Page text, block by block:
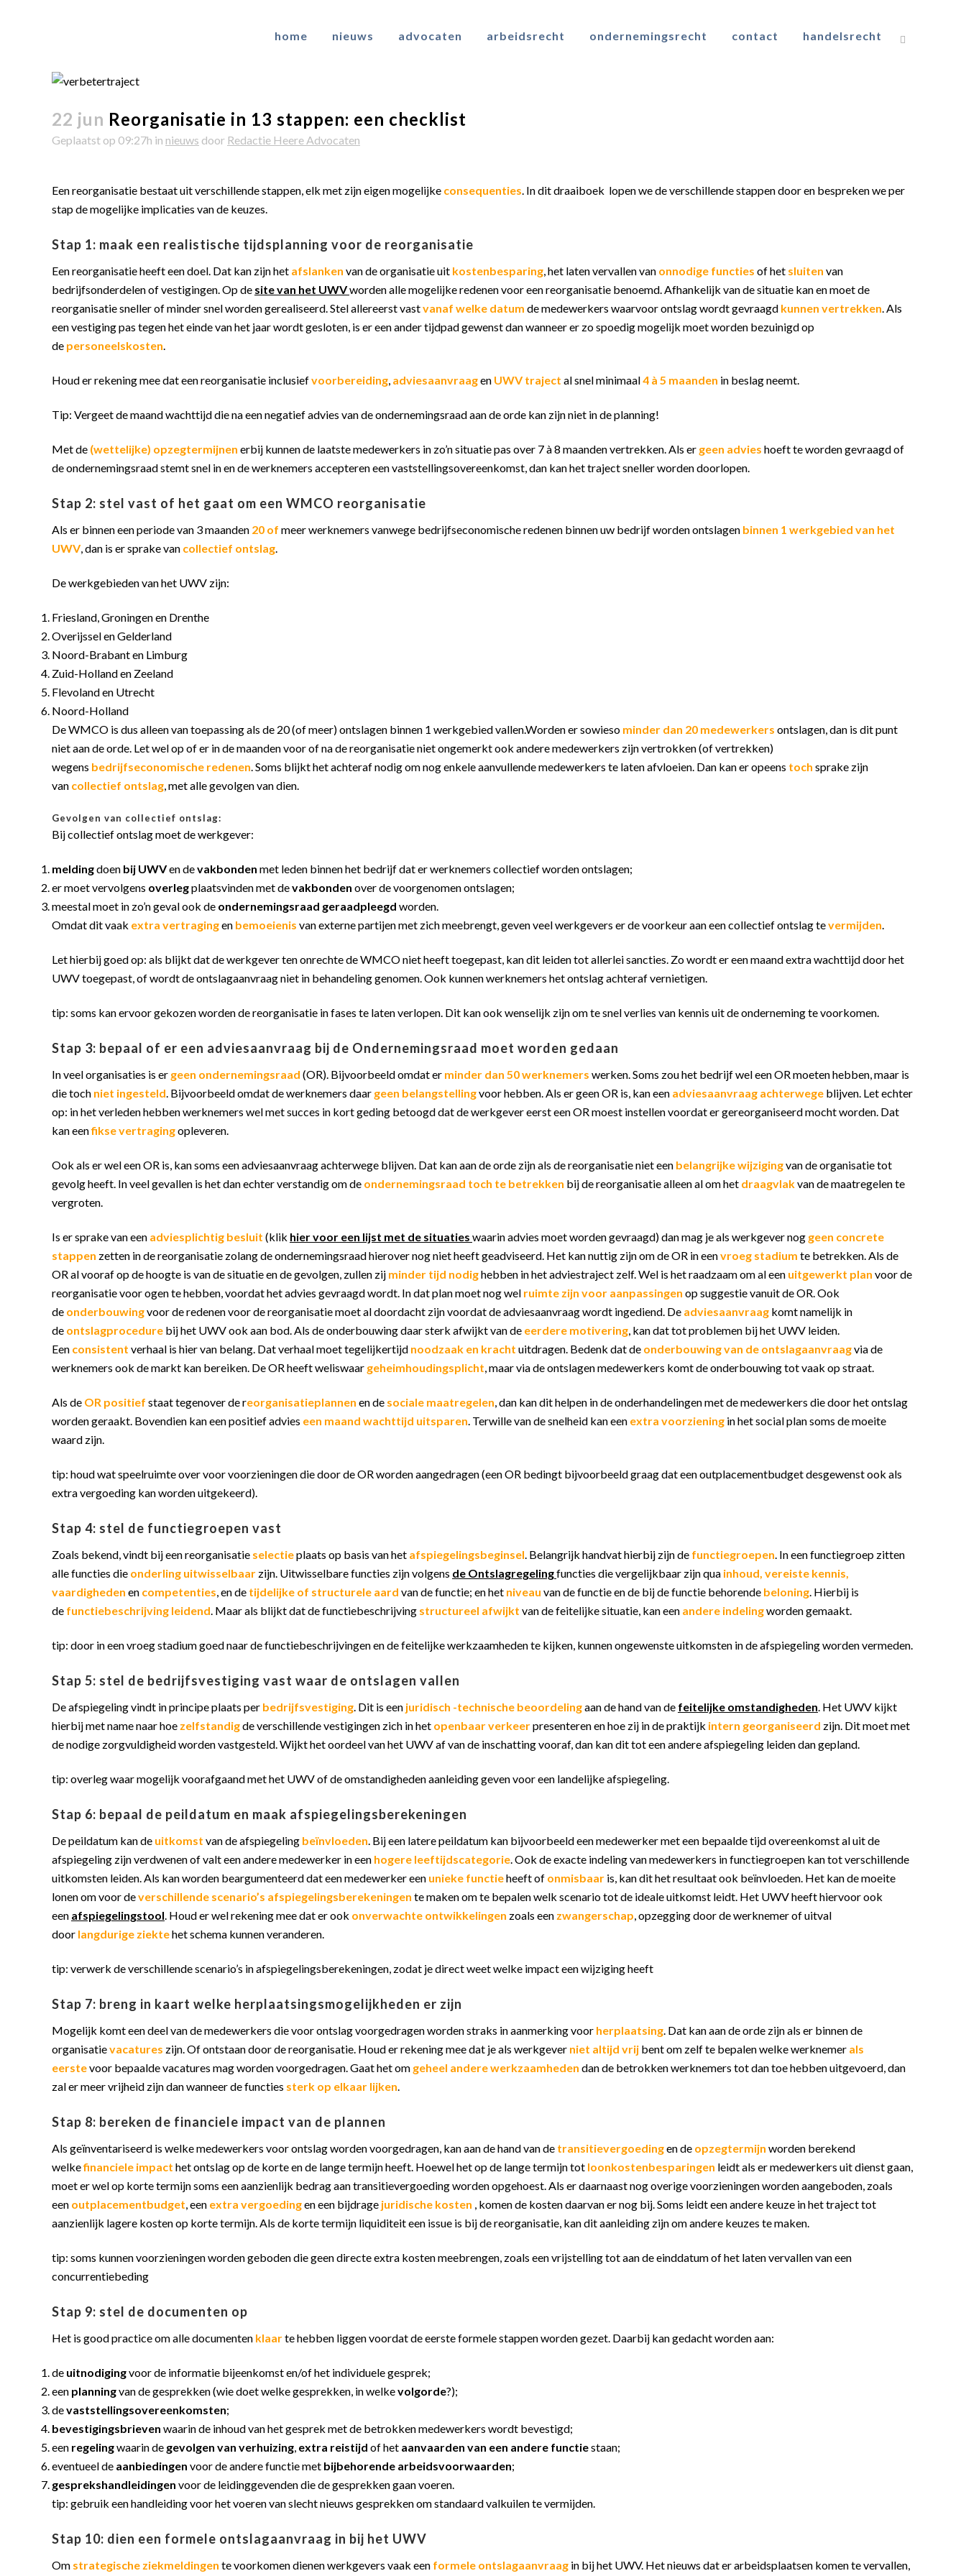
home nieuws advocaten arbeidsrecht ondernemingsrecht contact handelsrecht
22 jun Reorganisatie in 13 stappen: een checklist
Geplaatst op 09:27h in nieuws door Redactie Heere Advocaten
Een reorganisatie bestaat uit verschillende stappen, elk met zijn eigen mogelijke consequenties. In dit draaiboek lopen we de verschillende stappen door en bespreken we per
stap de mogelijke implicaties van de keuzes.
Stap 1: maak een realistische tijdsplanning voor de reorganisatie
Een reorganisatie heeft een doel. Dat kan zijn het afslanken van de organisatie uit kostenbesparing, het laten vervallen van onnodige functies of het sluiten van
bedrijfsonderdelen of vestigingen. Op de site van het UWVworden alle mogelijke redenen voor een reorganisatie benoemd. Afhankelijk van de situatie kan en moet de
reorganisatie sneller of minder snel worden gerealiseerd. Stel allereerst vastvanaf welke datum de medewerkers waarvoor ontslag wordt gevraagd kunnen vertrekken. Als
een vestiging pas tegen het einde van het jaar wordt gesloten, is er een ander tijdpad gewenst dan wanneer er zo spoedig mogelijk moet worden bezuinigd op
de personeelskosten.
Houd er rekening mee dat een reorganisatie inclusiefvoorbereiding, adviesaanvraagen UWV traject al snel minimaal4 à 5 maanden in beslag neemt.
Tip: Vergeet de maand wachttijd die na een negatief advies van de ondernemingsraad aan de orde kan zijn niet in de planning!
Met de (wettelijke) opzegtermijnen erbij kunnen de laatste medewerkers in zo’n situatie pas over 7 à 8 maanden vertrekken. Als er geen advies hoeft te worden gevraagd of
de ondernemingsraad stemt snel in en de werknemers accepteren een vaststellingsovereenkomst, dan kan het traject sneller worden doorlopen.
Stap 2: stel vast of het gaat om een WMCO reorganisatie
Als er binnen een periode van 3 maanden 20 of meer werknemers vanwege bedrijfseconomische redenen binnen uw bedrijf worden ontslagen binnen 1 werkgebied van het
UWV, dan is er sprake van collectief ontslag.
De werkgebieden van het UWV zijn:
Friesland, Groningen en Drenthe
Overijssel en Gelderland
Noord-Brabant en Limburg
Zuid-Holland en Zeeland
Flevoland en Utrecht
Noord-Holland
De WMCO is dus alleen van toepassing als de 20 (of meer) ontslagen binnen 1 werkgebied vallen.Worden er sowieso minder dan 20 medewerkers ontslagen, dan is dit punt
niet aan de orde. Let wel op of er in de maanden voor of na de reorganisatie niet ongemerkt ook andere medewerkers zijn vertrokken (of vertrekken)
wegens bedrijfseconomische redenen. Soms blijkt het achteraf nodig om nog enkele aanvullende medewerkers te laten afvloeien. Dan kan er opeens toch sprake zijn
van collectief ontslag, met alle gevolgen van dien.
Gevolgen van collectief ontslag:
Bij collectief ontslag moet de werkgever:
meldingdoen bij UWVen devakbonden met leden binnen het bedrijf dat er werknemers collectief worden ontslagen;
er moet vervolgens overlegplaatsvinden met devakbonden over de voorgenomen ontslagen;
meestal moet in zo’n geval ook de ondernemingsraad geraadpleegd worden.
Omdat dit vaak extra vertragingen bemoeienis van externe partijen met zich meebrengt, geven veel werkgevers er de voorkeur aan een collectief ontslag tevermijden.
Let hierbij goed op: als blijkt dat de werkgever ten onrechte de WMCO niet heeft toegepast, kan dit leiden tot allerlei sancties. Zo wordt er een maand extra wachttijd door het
UWV toegepast, of wordt de ontslagaanvraag niet in behandeling genomen. Ook kunnen werknemers het ontslag achteraf vernietigen.
tip: soms kan ervoor gekozen worden de reorganisatie in fases te laten verlopen. Dit kan ook wenselijk zijn om te snel verlies van kennis uit de onderneming te voorkomen.
Stap 3: bepaal of er een adviesaanvraag bij de Ondernemingsraad moet worden gedaan
In veel organisaties is er geen ondernemingsraad (OR). Bijvoorbeeld omdat er minder dan 50 werknemers werken. Soms zou het bedrijf wel een OR moeten hebben, maar is
die toch niet ingesteld. Bijvoorbeeld omdat de werknemers daar geen belangstellingvoor hebben. Als er geen OR is, kan een adviesaanvraag achterwege blijven. Let echter
op: in het verleden hebben werknemers wel met succes in kort geding betoogd dat de werkgever eerst een OR moest instellen voordat er gereorganiseerd mocht worden. Dat
kan eenfikse vertragingopleveren.
Ook als er wel een OR is, kan soms een adviesaanvraag achterwege blijven. Dat kan aan de orde zijn als de reorganisatie niet een belangrijke wijzigingvan de organisatie tot
gevolg heeft. In veel gevallen is het dan echter verstandig om de ondernemingsraad toch te betrekken bij de reorganisatie alleen al om het draagvlakvan de maatregelen te
vergroten.
Is er sprake van een adviesplichtig besluit (klik hier voor een lijst met de situaties waarin advies moet worden gevraagd) dan mag je als werkgever nog geen concrete
stappen zetten in de reorganisatie zolang de ondernemingsraad hierover nog niet heeft geadviseerd. Het kan nuttig zijn om de OR in eenvroeg stadium te betrekken. Als de
OR al vooraf op de hoogte is van de situatie en de gevolgen, zullen zij minder tijd nodighebben in het adviestraject zelf. Wel is het raadzaam om al een uitgewerkt plan voor de
reorganisatie voor ogen te hebben, voordat het advies gevraagd wordt. In dat plan moet nog wel ruimte zijn voor aanpassingen op suggestie vanuit de OR. Ook
de onderbouwingvoor de redenen voor de reorganisatie moet al doordacht zijn voordat de adviesaanvraag wordt ingediend. De adviesaanvraag komt namelijk in
de ontslagprocedure bij het UWV ook aan bod. Als de onderbouwing daar sterk afwijkt van de eerdere motivering, kan dat tot problemen bij het UWV leiden.
Een consistent verhaal is hier van belang. Dat verhaal moet tegelijkertijd noodzaak en kracht uitdragen. Bedenk dat de onderbouwing van de ontslagaanvraagvia de
werknemers ook de markt kan bereiken. De OR heeft weliswaar geheimhoudingsplicht, maar via de ontslagen medewerkers komt de onderbouwing tot vaak op straat.
Als de OR positief staat tegenover de reorganisatieplannen en de sociale maatregelen, dan kan dit helpen in de onderhandelingen met de medewerkers die door het ontslag
worden geraakt. Bovendien kan een positief advies een maand wachttijd uitsparen. Terwille van de snelheid kan een extra voorziening in het social plan soms de moeite
waard zijn.
tip: houd wat speelruimte over voor voorzieningen die door de OR worden aangedragen (een OR bedingt bijvoorbeeld graag dat een outplacementbudget desgewenst ook als
extra vergoeding kan worden uitgekeerd).
Stap 4: stel de functiegroepen vast
Zoals bekend, vindt bij een reorganisatie selectieplaats op basis van het afspiegelingsbeginsel. Belangrijk handvat hierbij zijn de functiegroepen. In een functiegroep zitten
alle functies die onderling uitwisselbaar zijn. Uitwisselbare functies zijn volgens de Ontslagregelingfuncties die vergelijkbaar zijn qua inhoud, vereiste kennis,
vaardigheden en competenties, en de tijdelijke of structurele aard van de functie; en het niveau van de functie en de bij de functie behorende beloning. Hierbij is
de functiebeschrijving leidend. Maar als blijkt dat de functiebeschrijving structureel afwijkt van de feitelijke situatie, kan een andere indelingworden gemaakt.
tip: door in een vroeg stadium goed naar de functiebeschrijvingen en de feitelijke werkzaamheden te kijken, kunnen ongewenste uitkomsten in de afspiegeling worden vermeden.
Stap 5: stel de bedrijfsvestiging vast waar de ontslagen vallen
De afspiegeling vindt in principe plaats per bedrijfsvestiging. Dit is een juridisch -technische beoordelingaan de hand van de feitelijke omstandigheden. Het UWV kijkt
hierbij met name naar hoe zelfstandigde verschillende vestigingen zich in het openbaar verkeerpresenteren en hoe zij in de praktijk intern georganiseerd zijn. Dit moet met
de nodige zorgvuldigheid worden vastgesteld. Wijkt het oordeel van het UWV af van de inschatting vooraf, dan kan dit tot een andere afspiegeling leiden dan gepland.
tip: overleg waar mogelijk voorafgaand met het UWV of de omstandigheden aanleiding geven voor een landelijke afspiegeling.
Stap 6: bepaal de peildatum en maak afspiegelingsberekeningen
De peildatum kan de uitkomst van de afspiegeling beïnvloeden. Bij een latere peildatum kan bijvoorbeeld een medewerker met een bepaalde tijd overeenkomst al uit de
afspiegeling zijn verdwenen of valt een andere medewerker in een hogere leeftijdscategorie. Ook de exacte indeling van medewerkers in functiegroepen kan tot verschillende
uitkomsten leiden. Als kan worden beargumenteerd dat een medewerker een unieke functieheeft of onmisbaar is, kan dit het resultaat ook beïnvloeden. Het kan de moeite
lonen om voor deverschillende scenario’s afspiegelingsberekeningen te maken om te bepalen welk scenario tot de ideale uitkomst leidt. Het UWV heeft hiervoor ook
een afspiegelingstool. Houd er wel rekening mee dat er ook onverwachte ontwikkelingen zoals een zwangerschap, opzegging door de werknemer of uitval
door langdurige ziektehet schema kunnen veranderen.
tip: verwerk de verschillende scenario’s in afspiegelingsberekeningen, zodat je direct weet welke impact een wijziging heeft
Stap 7: breng in kaart welke herplaatsingsmogelijkheden er zijn
Mogelijk komt een deel van de medewerkers die voor ontslag voorgedragen worden straks in aanmerking voor herplaatsing. Dat kan aan de orde zijn als er binnen de
organisatievacatures zijn. Of ontstaan door de reorganisatie. Houd er rekening mee dat je als werkgever niet altijd vrij bent om zelf te bepalen welke werknemer als
eerstevoor bepaalde vacatures mag worden voorgedragen. Gaat het om geheel andere werkzaamheden dan de betrokken werknemers tot dan toe hebben uitgevoerd, dan
zal er meer vrijheid zijn dan wanneer de functies sterk op elkaar lijken.
Stap 8: bereken de financiele impact van de plannen
Als geïnventariseerd is welke medewerkers voor ontslag worden voorgedragen, kan aan de hand van de transitievergoedingen de opzegtermijn worden berekend
welkefinanciele impact het ontslag op de korte en de lange termijn heeft. Hoewel het op de lange termijn tot loonkostenbesparingen leidt als er medewerkers uit dienst gaan,
moet er wel op korte termijn soms een aanzienlijk bedrag aan transitievergoeding worden opgehoest. Als er daarnaast nog overige voorzieningen worden aangeboden, zoals
een outplacementbudget, een extra vergoedingen een bijdrage juridische kosten , komen de kosten daarvan er nog bij. Soms leidt een andere keuze in het traject tot
aanzienlijk lagere kosten op korte termijn. Als de korte termijn liquiditeit een issue is bij de reorganisatie, kan dit aanleiding zijn om andere keuzes te maken.
tip: soms kunnen voorzieningen worden geboden die geen directe extra kosten meebrengen, zoals een vrijstelling tot aan de einddatum of het laten vervallen van een
concurrentiebeding
Stap 9: stel de documenten op
Het is good practice om alle documenten klaarte hebben liggen voordat de eerste formele stappen worden gezet. Daarbij kan gedacht worden aan:
de uitnodigingvoor de informatie bijeenkomst en/of het individuele gesprek;
een planningvan de gesprekken (wie doet welke gesprekken, in welkevolgorde?);
devaststellingsovereenkomsten;
bevestigingsbrieven waarin de inhoud van het gesprek met de betrokken medewerkers wordt bevestigd;
een regelingwaarin de gevolgen van verhuizing, extra reistijd of het aanvaarden van een andere functiestaan;
eventueel de aanbiedingen voor de andere functie met bijbehorende arbeidsvoorwaarden;
gesprekshandleidingen voor de leidinggevenden die de gesprekken gaan voeren.
tip: gebruik een handleiding voor het voeren van slecht nieuws gesprekken om standaard valkuilen te vermijden.
Stap 10: dien een formele ontslagaanvraag in bij het UWV
Om strategische ziekmeldingen te voorkomen dienen werkgevers vaak een formele ontslagaanvraag in bij het UWV. Het nieuws dat er arbeidsplaatsen komen te vervallen,